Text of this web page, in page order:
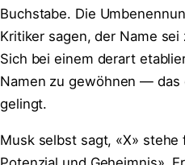
Buchstabe. Die
Kritiker sagen, der Name
Sich bei einem derart
Namen zu gewöhnen —
gelingt.
Musk selbst sagt, «X» stehe